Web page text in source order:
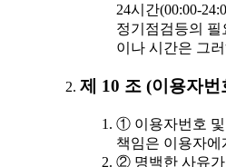
24시간(00:00-
정기점검등의
이나 시간은 그
제 10 조 (이용자번
① 이용자번호 및
책임은 이용자에
② 명백한 사유가